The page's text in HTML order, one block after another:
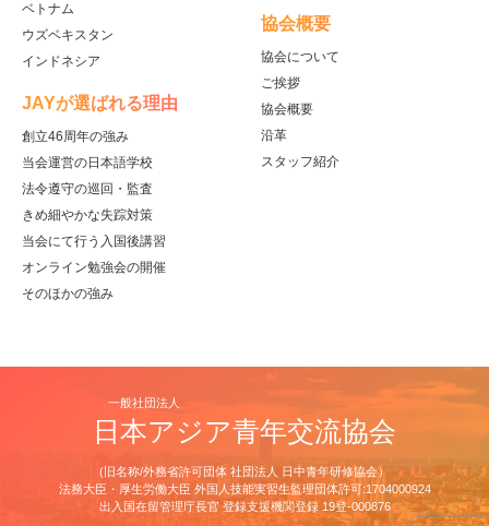
ベトナム
ウズベキスタン
インドネシア
JAYが選ばれる理由
創立46周年の強み
当会運営の日本語学校
法令遵守の巡回・監査
きめ細やかな失踪対策
当会にて行う入国後講習
オンライン勉強会の開催
そのほかの強み
協会概要
協会について
ご挨拶
協会概要
沿革
スタッフ紹介
一般社団法人
日本アジア青年交流協会
(旧名称/外務省許可団体 社団法人 日中青年研修協会）
法務大臣・厚生労働大臣 外国人技能実習生監理団体許可:1704000924
出⼊国在留管理庁⻑官 登録⽀援機関登録 19登-000876